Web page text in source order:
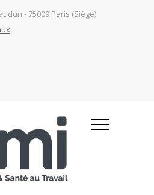
- 75009 Paris (Siège)